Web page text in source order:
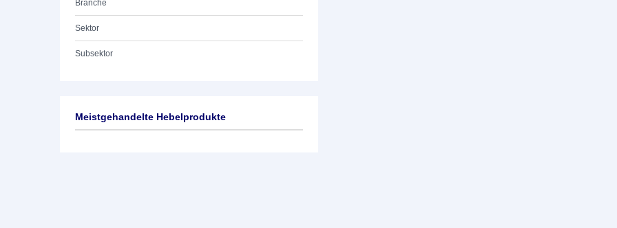
Branche
Sektor
Subsektor
Meistgehandelte Hebelprodukte